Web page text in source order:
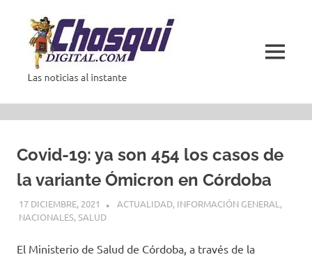
contenido
MENÚ
Covid-19: ya son 454 los casos de
la variante Ómicron en Córdoba
17 DICIEMBRE, 2021 ACTUALIDAD, INFORMACIÓN GENERAL ,
NACIONALES,SALUD
El Ministerio de Salud de Córdoba, a través de la